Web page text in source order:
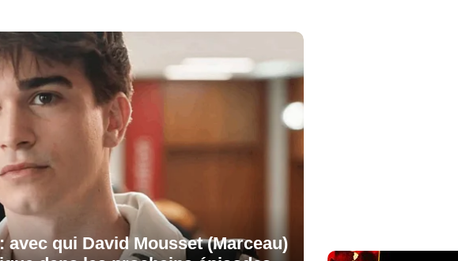
qui David Mousset (Marceau)